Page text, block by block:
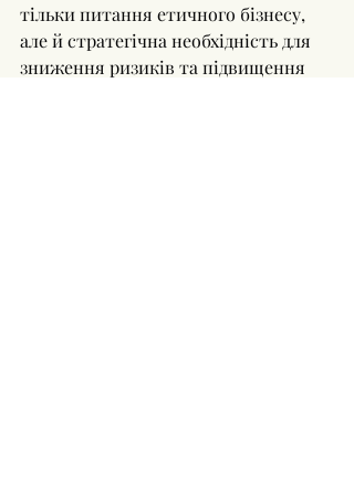
тільки питання етичного бізнесу,
але й стратегічна необхідність для
зниження ризиків та підвищення